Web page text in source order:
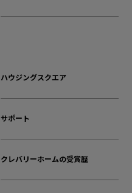
ハウジングスクエア
サポート
クレバリーホームの受賞歴